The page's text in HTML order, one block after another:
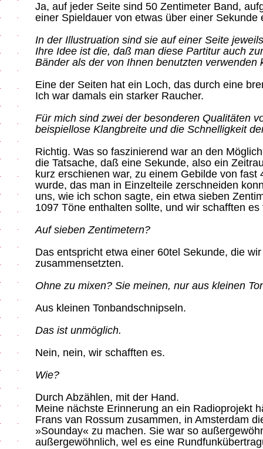
Ja, auf jeder Seite sind 50 Zentimeter Band,
einer Spieldauer von etwas über einer Sekunde
In der Illustruation sind sie auf einer Seite
Ihre Idee ist die, daß man diese Partitur auch
Bänder als der von Ihnen benutzten verwenden
Eine der Seiten hat ein Loch, das durch eine
Ich war damals ein starker Raucher.
Für mich sind zwei der besonderen Qualitäten
beispiellose Klangbreite und die Schnelligkeit
Richtig. Was so faszinierend war an den
die Tatsache, daß eine Sekunde, also ein
kurz erschienen war, zu einem Gebilde von fast
wurde, das man in Einzelteile zerschneiden
uns, wie ich schon sagte, ein etwa sieben
1097 Töne enthalten sollte, und wir schafften es
Auf sieben Zentimetern?
Das entspricht etwa einer 60tel Sekunde, die
zusammensetzten.
Ohne zu mixen? Sie meinen, nur aus kleinen
Aus kleinen Tonbandschnipseln.
Das ist unmöglich.
Nein, nein, wir schafften es.
Wie?
Durch Abzählen, mit der Hand.
Meine nächste Erinnerung an ein Radioprojekt
Frans van Rossum zusammen, in Amsterdam
»Sounday« zu machen. Sie war so
außergewöhnlich, wel es eine